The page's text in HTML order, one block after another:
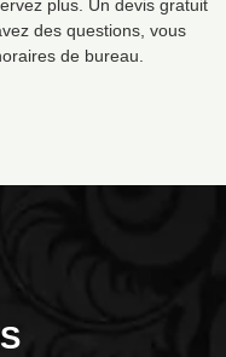
plus. Un devis gratuit
des questions, vous
de bureau.